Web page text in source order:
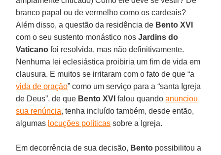
branco papal ou de vermelho como os cardeais?
Além disso, a questão da residência de Bento XVI
com o seu sustento monástico nosJardins do
Vaticanofoi resolvida, mas não definitivamente.
Nenhuma lei eclesiástica proibiria um fim de vida em
clausura. E muitos se irritaram com o fato de que “a
vida de oração” como um serviço para a “santa Igreja
de Deus”, de que Bento XVI falou quandoanunciou
sua renúncia, tenha incluído também, desde então,
algumas locuções políticas sobre a Igreja.
Em decorrência de sua decisão, Bento possibilitou a